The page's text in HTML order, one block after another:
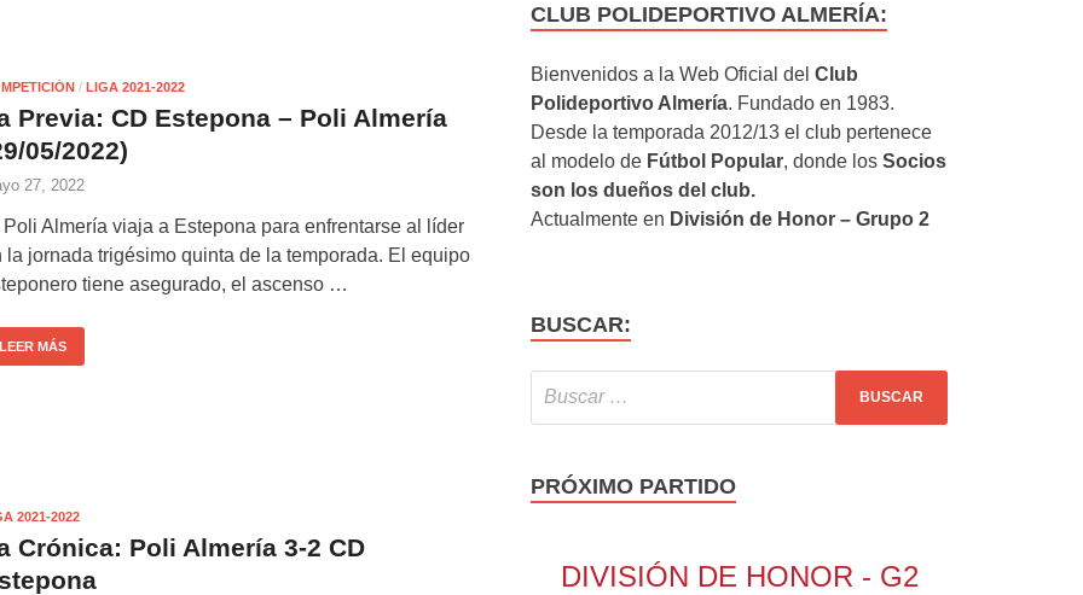
/ LIGA 2021-2022
Previa: CD Estepona – Poli Almería
05/2022)
27, 2022
Almería viaja a Estepona para enfrentarse al líder
la jornada trigésimo quinta de la temporada. El equipo
tiene asegurado, el ascenso …
LEER MÁS
2021-2022
Crónica: Poli Almería 3-2 CD
CLUB POLIDEPORTIVO ALMERÍA:
Bienvenidos a la Web Oficial delClub
Polideportivo Almería. Fundado en 1983.
Desde la temporada 2012/13 el club pertenece
al modelo de Fútbol Popular, donde losSocios
son los dueños del club.
Actualmente en División de Honor – Grupo 2
BUSCAR:
PRÓXIMO PARTIDO
DIVISIÓN DE HONOR - G2